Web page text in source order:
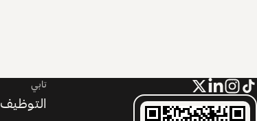
تابي
التوظيف